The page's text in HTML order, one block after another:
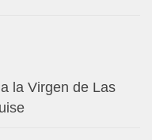
la Virgen de Las